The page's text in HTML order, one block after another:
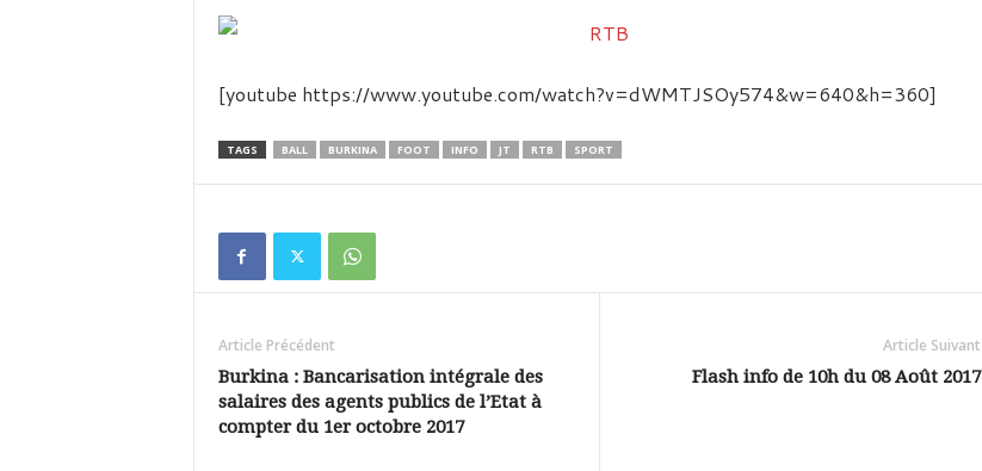
d
k
[youtube https://www.youtube.com/watch?v=dWMTJSOy574&w=640&h=360]
TAGS BALL BURKINA FOOT INFO JT RTB SPORT
Article Précédent
Burkina : Bancarisation intégrale des
salaires des agents publics de l’Etat à
compter du 1er octobre 2017
Article Suivant
Flash info de 10h du 08 Août 2017